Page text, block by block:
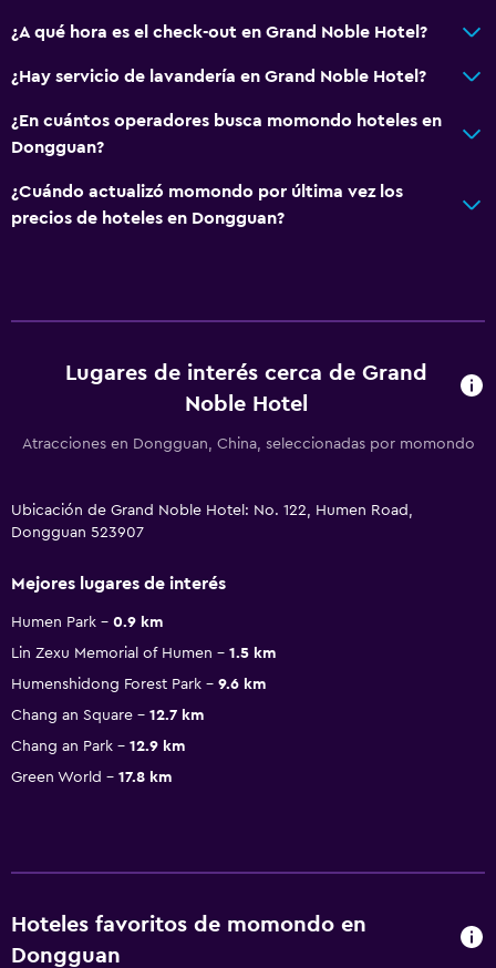
¿A qué hora es el check-out en Grand Noble Hotel?
¿Hay servicio de lavandería en Grand Noble Hotel?
¿En cuántos operadores busca momondo hoteles en
Dongguan?
¿Cuándo actualizó momondo por última vez los
precios de hoteles en Dongguan?
Lugares de interés cerca de Grand
Noble Hotel
Atracciones en Dongguan, China, seleccionadas por momondo
Ubicación de Grand Noble Hotel: No. 122, Humen Road,
Dongguan 523907
Mejores lugares de interés
Humen Park
0.9 km
Lin Zexu Memorial of Humen
1.5 km
Humenshidong Forest Park
9.6 km
Chang an Square
12.7 km
Chang an Park
12.9 km
Green World
17.8 km
Hoteles favoritos de momondo en
Dongguan